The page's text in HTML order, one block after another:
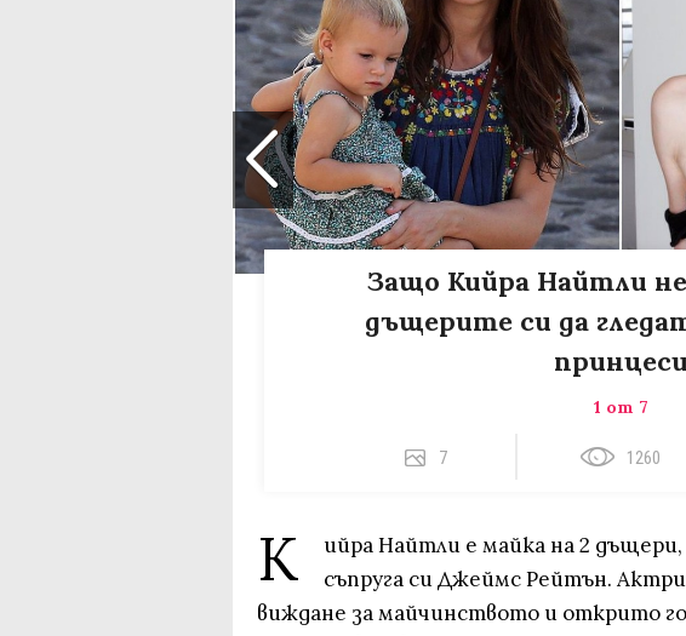
Защо Кийра Найтли не
дъщерите си да
принцеси
1 от 7
7 1260
К
ийра Найтли е майка на 2
съпруга си Джеймс Рейтън.
виждане за майчинството и открито